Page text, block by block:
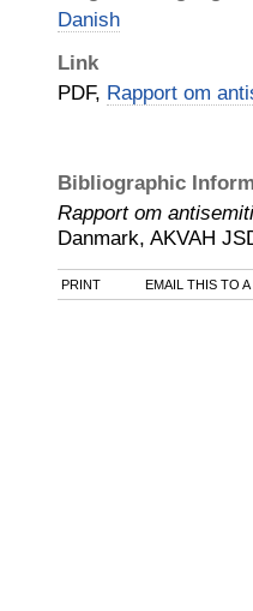
Danish
Link
PDF, Rapport om
Bibliographic
Rapport om
Danmark, AKVAH
PRINT EMAIL THIS TO